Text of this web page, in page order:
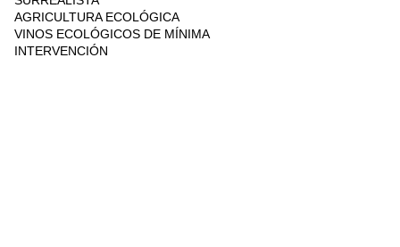
AGRICULTURA ECOLÓGICA
VINOS ECOLÓGICOS DE MÍNIMA
INTERVENCIÓN